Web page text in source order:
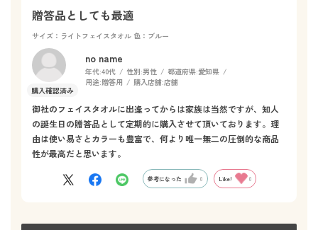
贈答品としても最適
サイズ：ライトフェイスタオル 色：ブルー
no name
年代:40代 性別:男性 都道府県:愛知県
用途:贈答用 購入店舗:店舗
御社のフェイスタオルに出逢ってからは家族は当然ですが、知人
の誕生日の贈答品として定期的に購入させて頂いております。理
由は使い易さとカラーも豊富で、何より唯一無二の圧倒的な商品
性が最高だと思います。
参考になった 0 Like! 0